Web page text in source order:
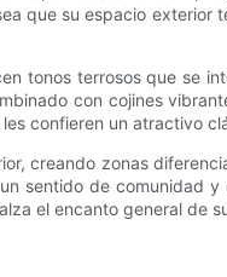
que su espacio exterior
tonos terrosos que se
con cojines
confieren un atractivo
creando zonas
sentido de comunidad
el encanto general de